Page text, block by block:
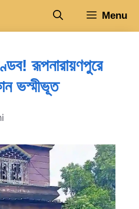
Menu
রূপনারায়ণপুরে
ভস্মীভূত